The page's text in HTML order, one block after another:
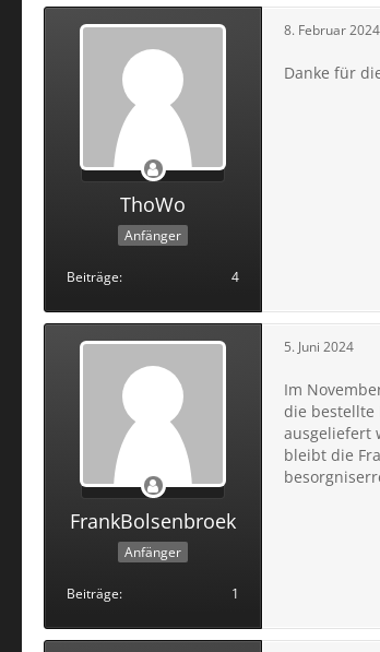
ThoWo
Anfänger
Beiträge 4
8. Februar 2024
Danke für die
FrankBolsenbroek
Anfänger
Beiträge 1
5. Juni 2024
Im
die bestellte
ausgeliefert
bleibt die